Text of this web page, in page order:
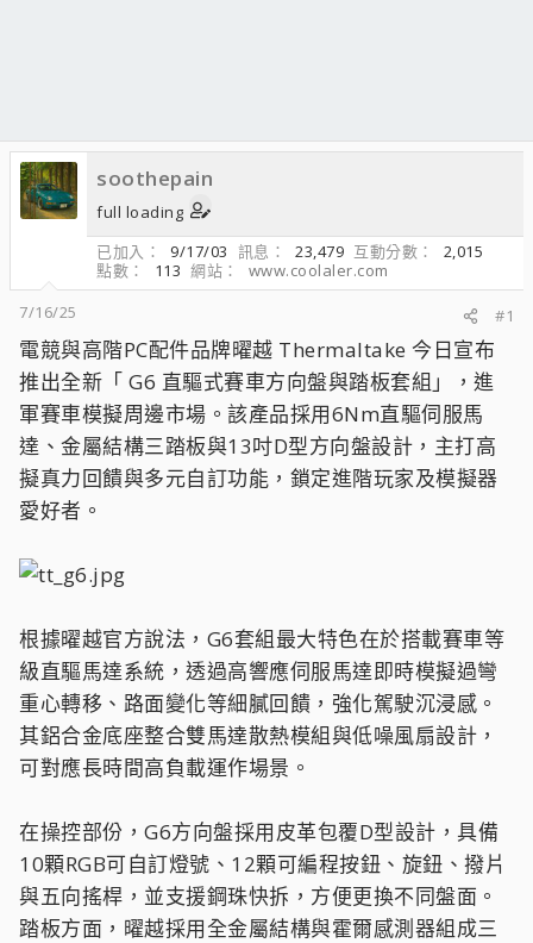
soothepain
full loading
已加入
9/17/03 訊息 23,479 互動分數
2,015
點數
113 網站
www.coolaler.com
7/16/25
#1
電競與高階PC配件品牌曜越 Thermaltake 今日宣布
推出全新「 G6 直驅式賽車方向盤與踏板套組」，進
軍賽車模擬周邊市場。該產品採用6Nm直驅伺服馬
達、金屬結構三踏板與13吋D型方向盤設計，主打高
擬真力回饋與多元自訂功能，鎖定進階玩家及模擬器
愛好者。
根據曜越官方說法，G6套組最大特色在於搭載賽車等
級直驅馬達系統，透過高響應伺服馬達即時模擬過彎
重心轉移、路面變化等細膩回饋，強化駕駛沉浸感。
其鋁合金底座整合雙馬達散熱模組與低噪風扇設計，
可對應長時間高負載運作場景。
在操控部份，G6方向盤採用皮革包覆D型設計，具備
10顆RGB可自訂燈號、12顆可編程按鈕、旋鈕、撥片
與五向搖桿，並支援鋼珠快拆，方便更換不同盤面。
踏板方面，曜越採用全金屬結構與霍爾感測器組成三